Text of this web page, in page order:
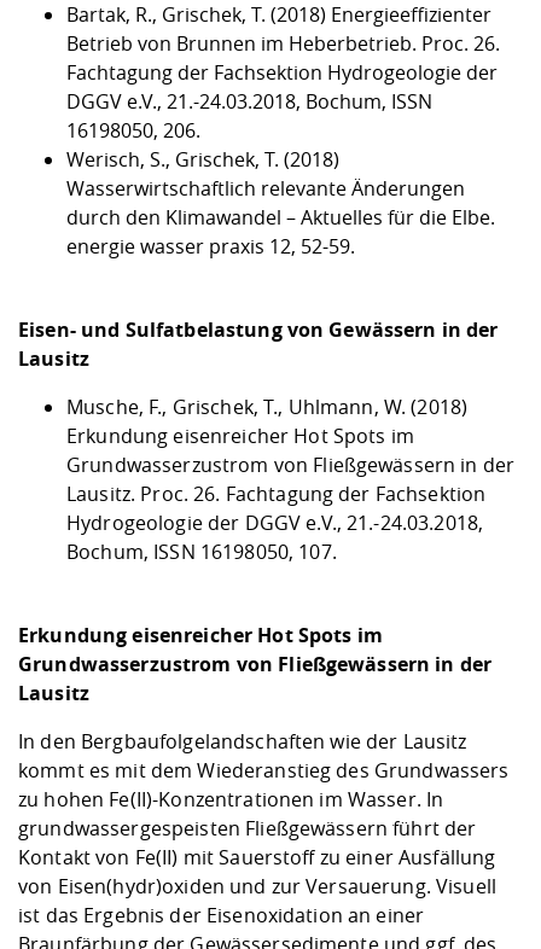
Bartak, R., Grischek, T. (2018) Energieeffizienter
Betrieb von Brunnen im Heberbetrieb. Proc. 26.
Fachtagung der Fachsektion Hydrogeologie der
DGGV e.V., 21.-24.03.2018, Bochum, ISSN
16198050, 206.
Werisch, S., Grischek, T. (2018)
Wasserwirtschaftlich relevante Änderungen
durch den Klimawandel – Aktuelles für die Elbe.
energie wasser praxis 12, 52-59.
Eisen- und Sulfatbelastung von Gewässern in der
Lausitz
Musche, F., Grischek, T., Uhlmann, W. (2018)
Erkundung eisenreicher Hot Spots im
Grundwasserzustrom von Fließgewässern in der
Lausitz. Proc. 26. Fachtagung der Fachsektion
Hydrogeologie der DGGV e.V., 21.-24.03.2018,
Bochum, ISSN 16198050, 107.
Erkundung eisenreicher Hot Spots im
Grundwasserzustrom von Fließgewässern in der
Lausitz
In den Bergbaufolgelandschaften wie der Lausitz
kommt es mit dem Wiederanstieg des Grundwassers
zu hohen Fe(II)-Konzentrationen im Wasser. In
grundwassergespeisten Fließgewässern führt der
Kontakt von Fe(II) mit Sauerstoff zu einer Ausfällung
von Eisen(hydr)oxiden und zur Versauerung. Visuell
ist das Ergebnis der Eisenoxidation an einer